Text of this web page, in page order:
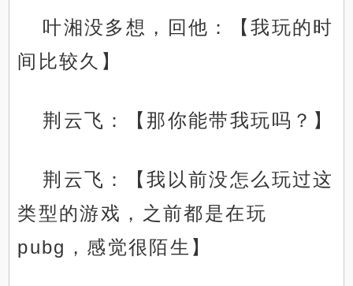
叶湘没多想，回他：【我玩的时
间比较久】
荆云飞：【那你能带我玩吗？】
荆云飞：【我以前没怎么玩过这
类型的游戏，之前都是在玩
pubg，感觉很陌生】